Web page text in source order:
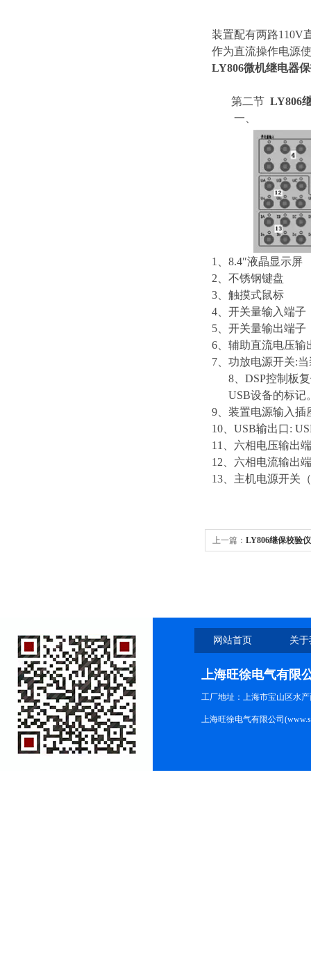
装置配有两路110V
作为直流操作电源
LY806微机继电器
第二节 LY806
一、
1、8.4″液晶显示屏
2、不锈钢键盘
3、触摸式鼠标
4、开关量输入端子
5、开关量输出端子
6、辅助直流电压输
7、功放电源开关:
8、DSP控制板
USB设备的标记
9、装置电源输入插
10、USB输出口:
11、六相电压输出
12、六相电流输出
13、主机电源开关
上一篇： LY806继保校验仪
网站首页 关
上海旺徐电气有限
工厂地址：上海市宝山区水产
上海旺徐电气有限公司